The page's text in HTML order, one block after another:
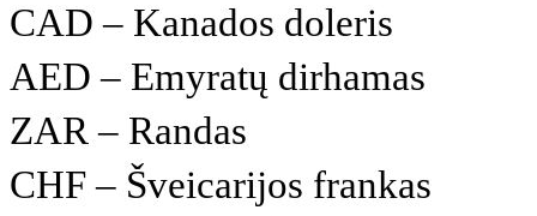
CAD – Kanados doleris
AED – Emyratų dirhamas
ZAR – Randas
CHF – Šveicarijos frankas